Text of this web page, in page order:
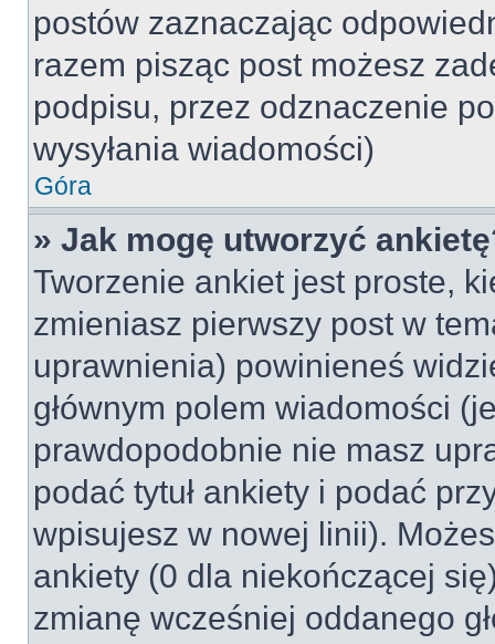
postów zaznaczając
razem pisząc post możesz
podpisu, przez odznaczenie
wysyłania wiadomości)
Góra
» Jak mogę utworzyć
Tworzenie ankiet jest proste,
zmieniasz pierwszy post w
uprawnienia) powinieneś
głównym polem wiadomości
prawdopodobnie nie masz
podać tytuł ankiety i podać
wpisujesz w nowej linii).
ankiety (0 dla niekończącej
zmianę wcześniej oddanego